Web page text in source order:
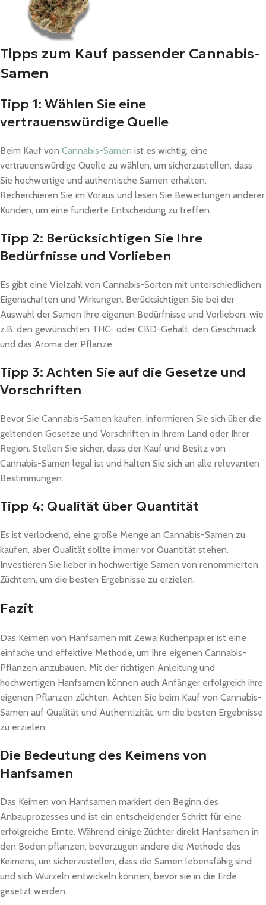
Tipps zum Kauf passender Cannabis-
Samen
Tipp 1: Wählen Sie eine
vertrauenswürdige Quelle
Beim Kauf von Cannabis-Samen ist es wichtig, eine
vertrauenswürdige Quelle zu wählen, um sicherzustellen, dass
Sie hochwertige und authentische Samen erhalten.
Recherchieren Sie im Voraus und lesen Sie Bewertungen anderer
Kunden, um eine fundierte Entscheidung zu treffen.
Tipp 2: Berücksichtigen Sie Ihre
Bedürfnisse und Vorlieben
Es gibt eine Vielzahl von Cannabis-Sorten mit unterschiedlichen
Eigenschaften und Wirkungen. Berücksichtigen Sie bei der
Auswahl der Samen Ihre eigenen Bedürfnisse und Vorlieben, wie
z.B. den gewünschten THC- oder CBD-Gehalt, den Geschmack
und das Aroma der Pflanze.
Tipp 3: Achten Sie auf die Gesetze und
Vorschriften
Bevor Sie Cannabis-Samen kaufen, informieren Sie sich über die
geltenden Gesetze und Vorschriften in Ihrem Land oder Ihrer
Region. Stellen Sie sicher, dass der Kauf und Besitz von
Cannabis-Samen legal ist und halten Sie sich an alle relevanten
Bestimmungen.
Tipp 4: Qualität über Quantität
Es ist verlockend, eine große Menge an Cannabis-Samen zu
kaufen, aber Qualität sollte immer vor Quantität stehen.
Investieren Sie lieber in hochwertige Samen von renommierten
Züchtern, um die besten Ergebnisse zu erzielen.
Fazit
Das Keimen von Hanfsamen mit Zewa Küchenpapier ist eine
einfache und effektive Methode, um Ihre eigenen Cannabis-
Pflanzen anzubauen. Mit der richtigen Anleitung und
hochwertigen Hanfsamen können auch Anfänger erfolgreich ihre
eigenen Pflanzen züchten. Achten Sie beim Kauf von Cannabis-
Samen auf Qualität und Authentizität, um die besten Ergebnisse
zu erzielen.
Die Bedeutung des Keimens von
Hanfsamen
Das Keimen von Hanfsamen markiert den Beginn des
Anbauprozesses und ist ein entscheidender Schritt für eine
erfolgreiche Ernte. Während einige Züchter direkt Hanfsamen in
den Boden pflanzen, bevorzugen andere die Methode des
Keimens, um sicherzustellen, dass die Samen lebensfähig sind
und sich Wurzeln entwickeln können, bevor sie in die Erde
gesetzt werden.